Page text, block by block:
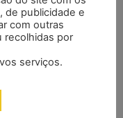
de publicidade e
com outras
recolhidas por
serviços.